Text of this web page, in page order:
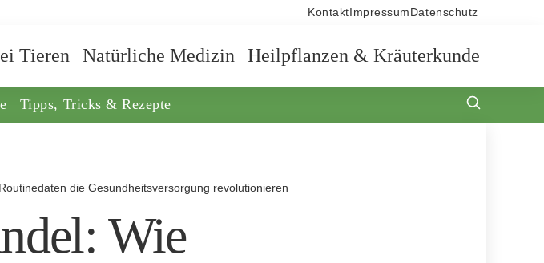
Kontakt Impressum Datenschutz
Tieren Natürliche Medizin Heilpflanzen & Kräuterkunde
Tipps, Tricks & Rezepte
die Gesundheitsversorgung revolutionieren
Wie